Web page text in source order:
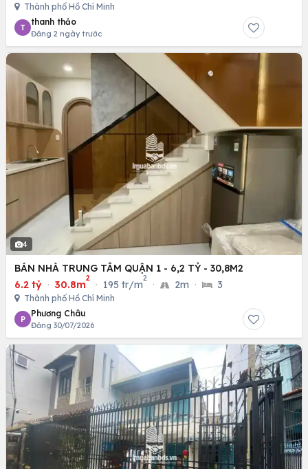
Thành phố Hồ Chí Minh
T
thanh thảo
Đăng 2 ngày trước
4
BÁN NHÀ TRUNG TÂM QUẬN 1 - 6,2 TỶ - 30,8M2
6.2 tỷ · 30.8m
2
· 195 tr/m
2
· 2m · 3
Thành phố Hồ Chí Minh
P
Phương Châu
Đăng 30/07/2026